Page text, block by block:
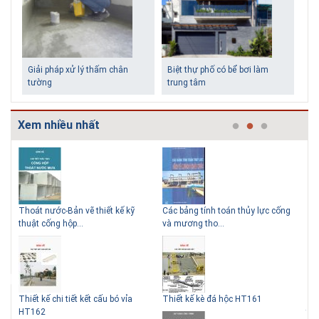
Giải pháp xử lý thấm chân
tường
Biệt thự phố có bể bơi làm
trung tâm
Những ngôi nhà một tầng ít
tiền vẫn đẹp
Lý do nên sử dụng gạch block
để xây nhà
Xem nhiều nhất
lực cống
Cấp nước-Bản vẽ chi tiết cấu tạo hố
van đồng...
Thoát nước-Bản vẽ thiết kế kỹ
TCXDVN 261:2001 Bãi
chất thải rắn –...
Hồ sơ Đề xuất dự án theo